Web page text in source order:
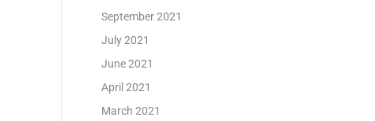
September 2021
July 2021
June 2021
April 2021
March 2021